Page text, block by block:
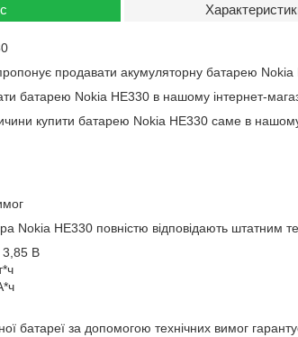
продавати акумуляторну батарею
батарею Nokia HE330 в нашому інтернет-
купити батарею Nokia HE330 саме в нашому
Nokia HE330 повністю відповідають штатним
3,85 В
батареї за допомогою технічних вимог